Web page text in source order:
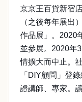
京京王百貨新宿
（之後每年展出
作品展」。2020
並參展。2020年
情擴大而中止。
「DIY顧問」登
證講師、專家。